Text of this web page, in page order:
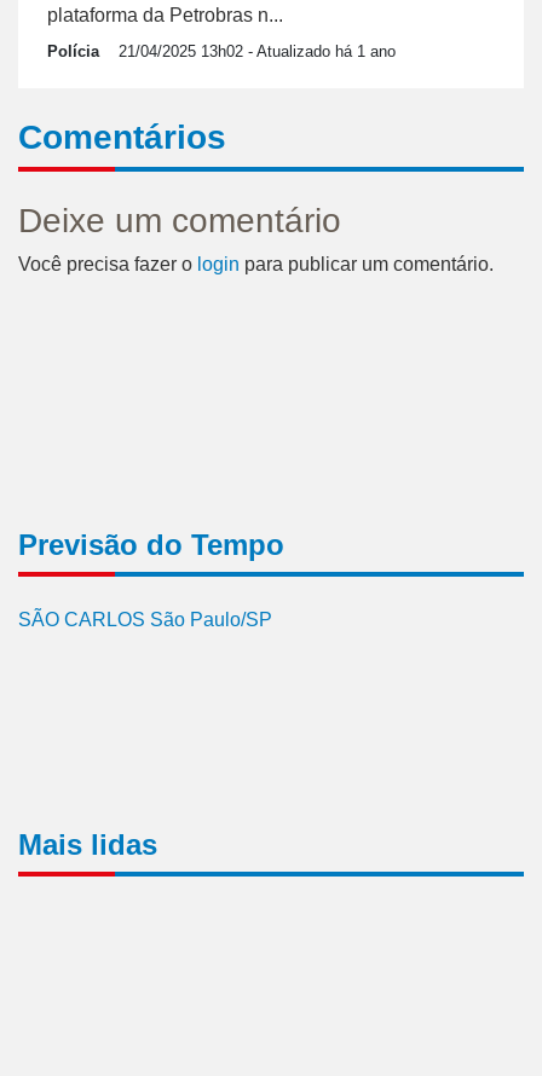
plataforma da Petrobras n...
Polícia 21/04/2025 13h02 - Atualizado há 1 ano
Comentários
Deixe um comentário
Você precisa fazer o login para publicar um comentário.
Previsão do Tempo
SÃO CARLOS São Paulo/SP
Mais lidas